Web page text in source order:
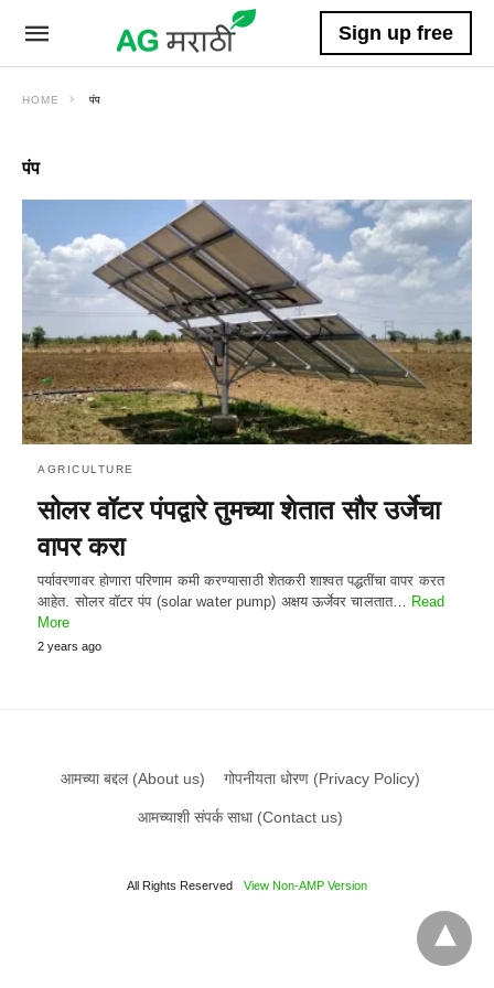
Sign up free
HOME पंप
पंप
AGRICULTURE
सोलर वॉटर पंपद्वारे तुमच्या शेतात सौर उर्जेचा
वापर करा
पर्यावरणावर होणारा परिणाम कमी करण्यासाठी शेतकरी शाश्वत पद्धतींचा वापर करत
आहेत. सोलर वॉटर पंप (solar water pump) अक्षय ऊर्जेवर चालतात… Read
More
2 years ago
आमच्या बद्दल (About us) गोपनीयता धोरण (Privacy Policy)
आमच्याशी संपर्क साधा (Contact us)
All Rights Reserved View Non-AMP Version